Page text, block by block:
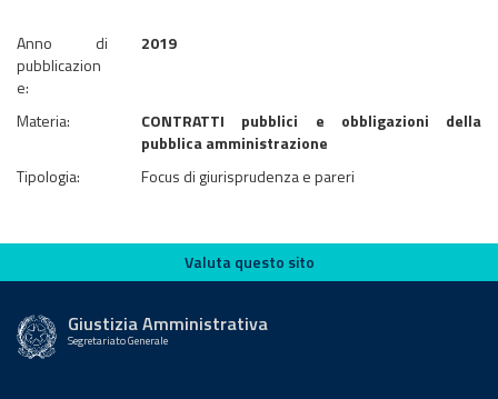
Anno di
pubblicazion
e:
2019
Materia:
CONTRATTI pubblici e obbligazioni della
pubblica amministrazione
Tipologia:
Focus di giurisprudenza e pareri
Valuta questo sito
Valuta questo sito
Giustizia Amministrativa
Segretariato Generale